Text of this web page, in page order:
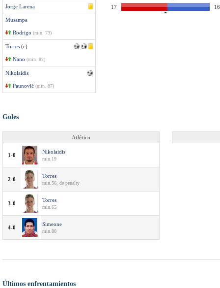
Jorge Larena
Musampa
Rodrigo (min. 73)
Torres (c)
Nano (min. 82)
Nikolaidis
Paunović (min. 87)
17 16
Goles
Atlético
1-0
Nikolaidis
min.19
2-0
Torres
min.56, de penalty
3-0
Torres
min.65
4-0
Simeone
min.80
Últimos enfrentamientos